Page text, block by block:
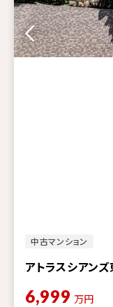
中古マンション
アトラスシアン
6,999 万円